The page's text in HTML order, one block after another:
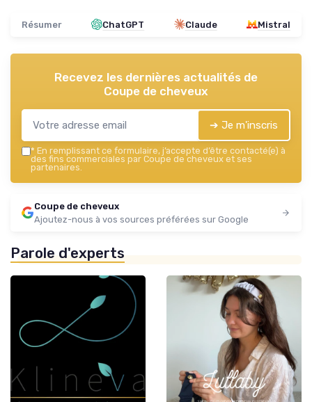
Résumer ChatGPT Claude Mistral
Recevez les dernières actualités de
Coupe de cheveux
➔ Je m'inscris
* En remplissant ce formulaire, j’accepte d’être contacté(e) à
des fins commerciales par Coupe de cheveux et ses
partenaires.
Coupe de cheveux
Ajoutez-nous à vos sources préférées sur Google
Parole d'experts